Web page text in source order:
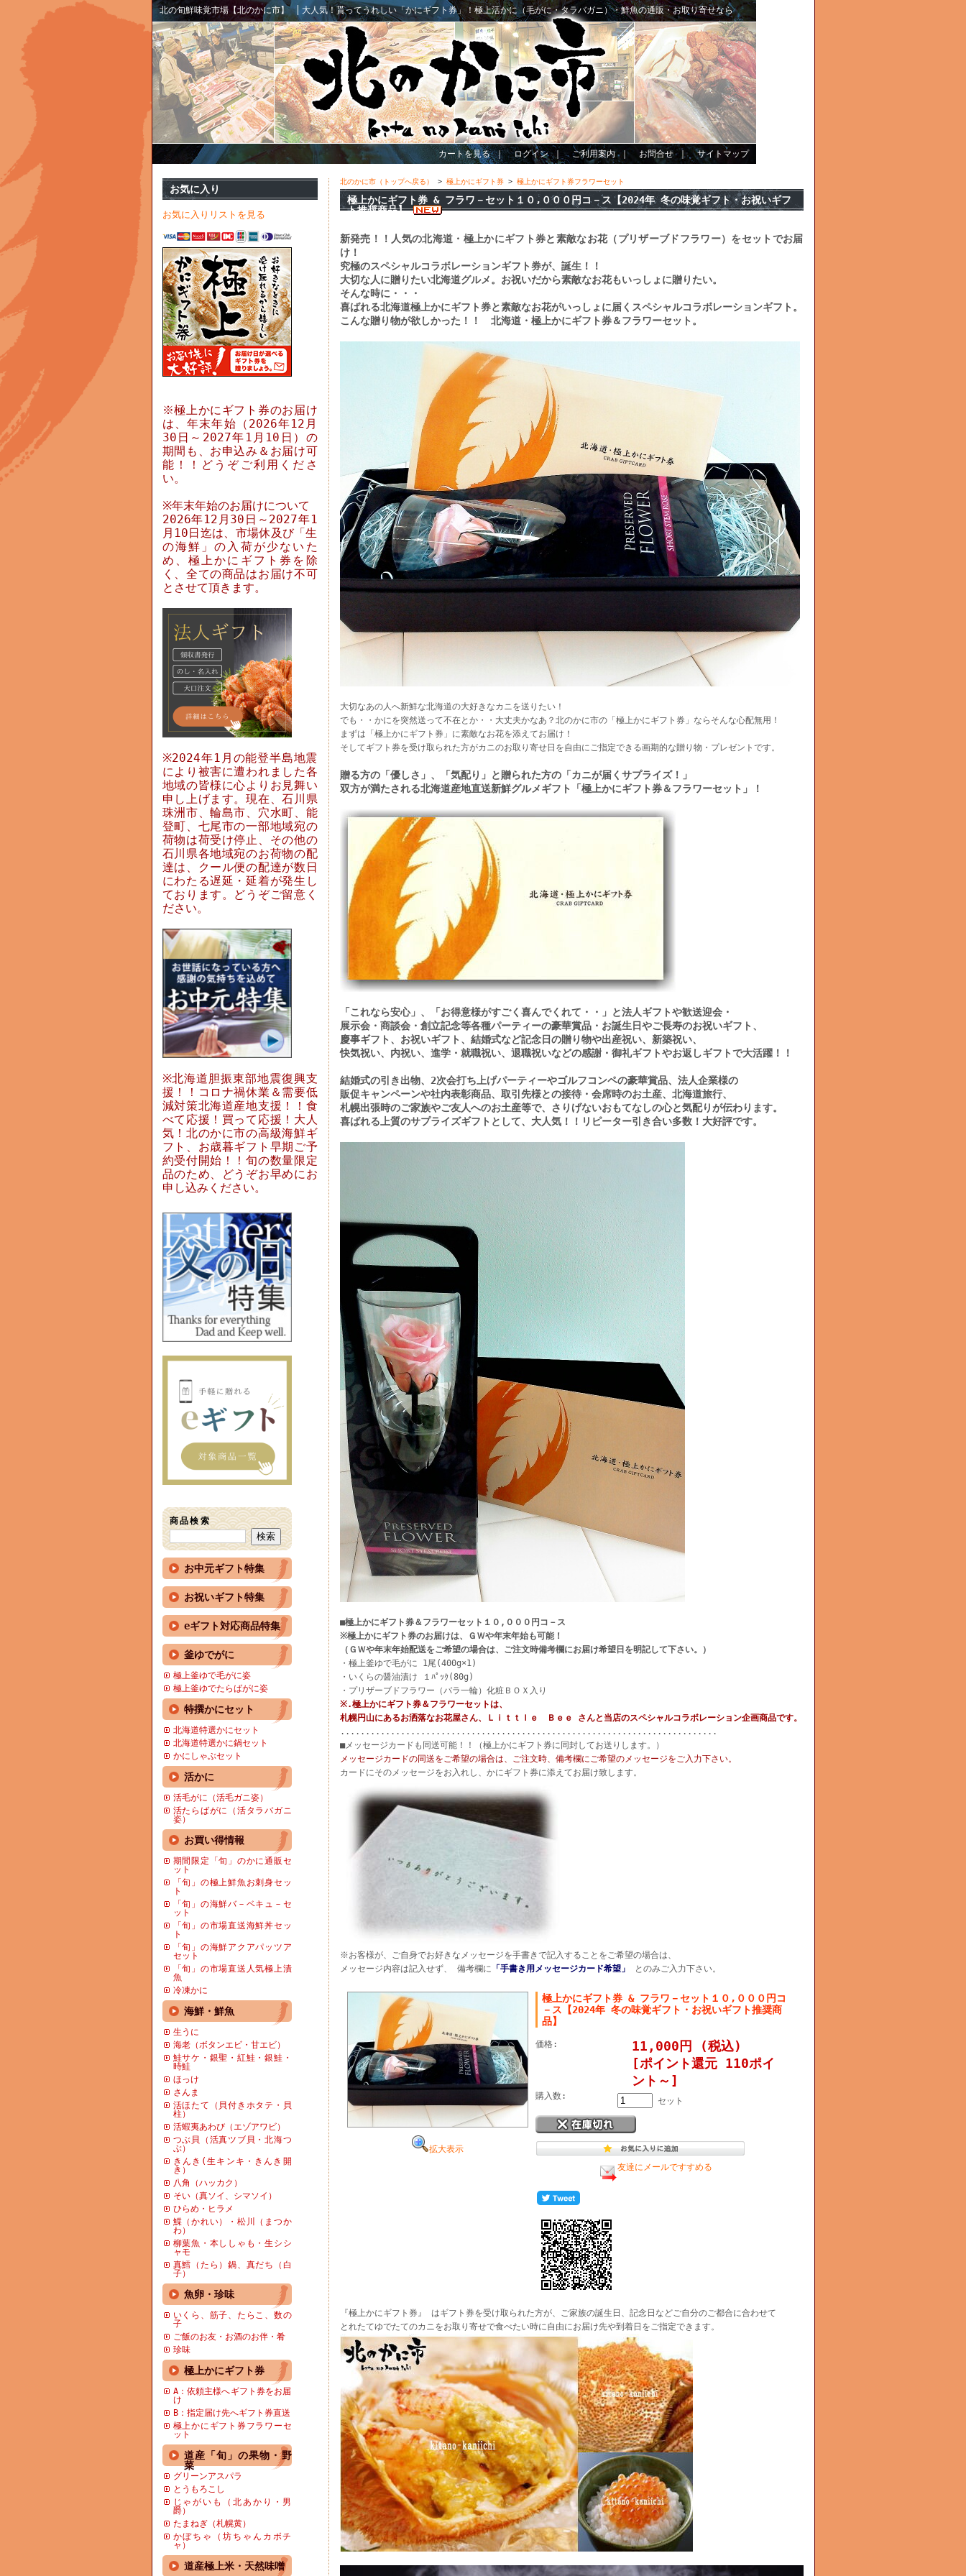
北の旬鮮味覚市場【北のかに市】 大人気！貰ってうれしい「かにギフト券」！極上活かに（毛がに・タラバガニ）・鮮魚の通販・お取り寄せなら
カートを見る｜ ログイン｜ ご利用案内｜ お問合せ｜ サイトマップ
お気に入り
お気に入りリストを見る
※極上かにギフト券のお届け
は、年末年始（2026年12月
30日～2027年1月10日）の
期間も、お申込み＆お届け可
能！！どうぞご利用くださ
い。
※年末年始のお届けについて
2026年12月30日～2027年1
月10日迄は、市場休及び「生
の海鮮」の入荷が少ないた
め、極上かにギフト券を除
く、全ての商品はお届け不可
とさせて頂きます。
※2024年1月の能登半島地震
により被害に遭われました各
地域の皆様に心よりお見舞い
申し上げます。現在、石川県
珠洲市、輪島市、穴水町、能
登町、七尾市の一部地域宛の
荷物は荷受け停止、その他の
石川県各地域宛のお荷物の配
達は、クール便の配達が数日
にわたる遅延・延着が発生し
ております。どうぞご留意く
ださい。
※北海道胆振東部地震復興支
援！！コロナ禍休業＆需要低
減対策北海道産地支援！！食
べて応援！買って応援！大人
気！北のかに市の高級海鮮ギ
フト、お歳暮ギフト早期ご予
約受付開始！！旬の数量限定
品のため、どうぞお早めにお
申し込みください。
商品検索
お中元ギフト特集
お祝いギフト特集
eギフト対応商品特集
釜ゆでがに
極上釜ゆで毛がに姿
極上釜ゆでたらばがに姿
特撰かにセット
北海道特選かにセット
北海道特選かに鍋セット
かにしゃぶセット
活かに
活毛がに（活毛ガニ姿）
活たらばがに（活タラバガニ
姿）
お買い得情報
期間限定「旬」のかに通販セ
ット
「旬」の極上鮮魚お刺身セッ
ト
「旬」の海鮮バ－ベキュ－セ
ット
「旬」の市場直送海鮮丼セッ
ト
「旬」の海鮮アクアパッツア
セット
「旬」の市場直送人気極上漬
魚
冷凍かに
海鮮・鮮魚
生うに
海老（ボタンエビ・甘エビ）
鮭サケ・銀聖・紅鮭・銀鮭・
時鮭
ほっけ
さんま
活ほたて（貝付きホタテ・貝
柱）
活蝦夷あわび（エゾアワビ）
つぶ貝（活真ツブ貝・北海つ
ぶ）
きんき(生キンキ・きんき開
き）
八角（ハッカク）
そい（真ソイ、シマソイ）
ひらめ・ヒラメ
鰈（かれい）・松川（まつか
わ）
柳葉魚・本ししゃも・生シシ
ャモ
真鱈（たら）鍋、真だち（白
子）
魚卵・珍味
いくら、筋子、たらこ、数の
子
ご飯のお友・お酒のお伴・肴
珍味
極上かにギフト券
A：依頼主様へギフト券をお届
け
B：指定届け先へギフト券直送
極上かにギフト券フラワーセ
ット
道産「旬」の果物・野
菜
グリーンアスパラ
とうもろこし
じゃがいも（北あかり・男
爵）
たまねぎ（札幌黄）
かぼちゃ（坊ちゃんカボチ
ャ）
道産極上米・天然味噌
北のかに市（トップへ戻る） > 極上かにギフト券> 極上かにギフト券フラワーセット
極上かにギフト券 & フラワ－セット１０,０００円コ－ス【2024年 冬の味覚ギフト・お祝いギフ
ト推奨商品】
新発売！！人気の北海道・極上かにギフト券と素敵なお花（プリザーブドフラワー）をセットでお届
け！
究極のスペシャルコラボレーションギフト券が、誕生！！
大切な人に贈りたい北海道グルメ。お祝いだから素敵なお花もいっしょに贈りたい。
そんな時に・・・
喜ばれる北海道極上かにギフト券と素敵なお花がいっしょに届くスペシャルコラボレーションギフト。
こんな贈り物が欲しかった！！ 北海道・極上かにギフト券＆フラワーセット。
大切なあの人へ新鮮な北海道の大好きなカニを送りたい！
でも・・かにを突然送って不在とか・・大丈夫かなあ？北のかに市の「極上かにギフト券」ならそんな心配無用！
まずは「極上かにギフト券」に素敵なお花を添えてお届け！
そしてギフト券を受け取られた方がカニのお取り寄せ日を自由にご指定できる画期的な贈り物・プレゼントです。
贈る方の「優しさ」、「気配り」と贈られた方の「カニが届くサプライズ！」
双方が満たされる北海道産地直送新鮮グルメギフト「極上かにギフト券＆フラワーセット」！
「これなら安心」、「お得意様がすごく喜んでくれて・・」と法人ギフトや歓送迎会・
展示会・商談会・創立記念等各種パーティーの豪華賞品・お誕生日やご長寿のお祝いギフト、
慶事ギフト、お祝いギフト、結婚式など記念日の贈り物や出産祝い、新築祝い、
快気祝い、内祝い、進学・就職祝い、退職祝いなどの感謝・御礼ギフトやお返しギフトで大活躍！！
結婚式の引き出物、2次会打ち上げパーティーやゴルフコンペの豪華賞品、法人企業様の
販促キャンペーンや社内表彰商品、取引先様との接待・会席時のお土産、北海道旅行、
札幌出張時のご家族やご友人へのお土産等で、さりげないおもてなしの心と気配りが伝わります。
喜ばれる上質のサプライズギフトとして、大人気！！リピーター引き合い多数！大好評です。
■極上かにギフト券＆フラワーセット１０,０００円コ－ス
※極上かにギフト券のお届けは、ＧＷや年末年始も可能！
（ＧＷや年末年始配送をご希望の場合は、ご注文時備考欄にお届け希望日を明記して下さい。）
・極上釜ゆで毛がに 1尾(400g×1)
・いくらの醤油漬け １ﾊﾟｯｸ(80g)
・プリザーブドフラワー（バラ一輪）化粧ＢＯＸ入り
※.極上かにギフト券＆フラワーセットは、
札幌円山にあるお洒落なお花屋さん、Ｌｉｔｔｌｅ Ｂｅｅ さんと当店のスペシャルコラボレーション企画商品です。
...........................................................................
■メッセージカードも同送可能！！（極上かにギフト券に同封してお送りします。）
メッセージカードの同送をご希望の場合は、ご注文時、備考欄にご希望のメッセージをご入力下さい。
カードにそのメッセージをお入れし、かにギフト券に添えてお届け致します。
※お客様が、ご自身でお好きなメッセージを手書きで記入することをご希望の場合は、
メッセージ内容は記入せず、 備考欄に 「手書き用メッセージカード希望」 とのみご入力下さい。
拡大表示
極上かにギフト券 & フラワ－セット１０,０００円コ
－ス【2024年 冬の味覚ギフト・お祝いギフト推奨商
品】
価格:
11,000円 (税込)
[ポイント還元 110ポイ
ント～]
購入数: セット
友達にメールですすめる
『極上かにギフト券』 はギフト券を受け取られた方が、ご家族の誕生日、記念日などご自分のご都合に合わせて
とれたてゆでたてのカニをお取り寄せで食べたい時に自由にお届け先や到着日をご指定できます。